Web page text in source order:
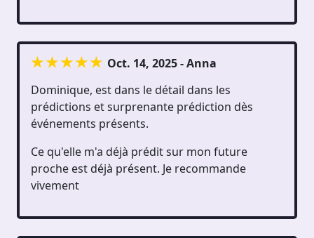
Oct. 14, 2025 - Anna
Dominique, est dans le détail dans les
prédictions et surprenante prédiction dès
événements présents.
Ce qu'elle m'a déjà prédit sur mon future
proche est déjà présent. Je recommande
vivement